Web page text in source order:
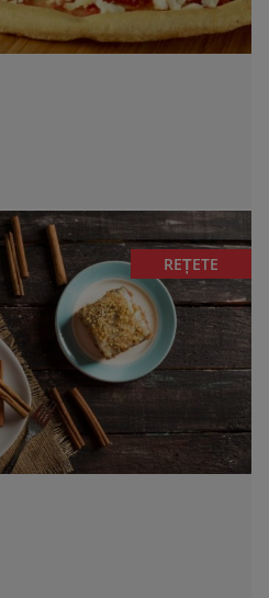
REȚETE